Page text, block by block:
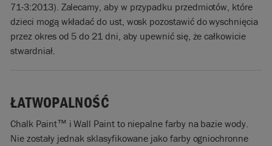
71-3:2013). Zalecamy, aby w przypadku przedmiotów, które
dzieci mogą wkładać do ust, wosk pozostawić do wyschnięcia
przez okres od 5 do 21 dni, aby upewnić się, że całkowicie
stwardniał.
ŁATWOPALNOŚĆ
Chalk Paint™ i Wall Paint to niepalne farby na bazie wody.
Nie zostały jednak sklasyfikowane jako farby ogniochronne